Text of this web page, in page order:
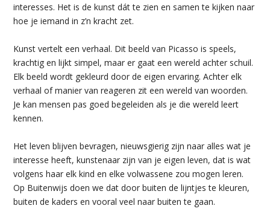
interesses. Het is de kunst dát te zien en samen te kijken naar
hoe je iemand in z’n kracht zet.
Kunst vertelt een verhaal. Dit beeld van Picasso is speels,
krachtig en lijkt simpel, maar er gaat een wereld achter schuil.
Elk beeld wordt gekleurd door de eigen ervaring. Achter elk
verhaal of manier van reageren zit een wereld van woorden.
Je kan mensen pas goed begeleiden als je die wereld leert
kennen.
Het leven blijven bevragen, nieuwsgierig zijn naar alles wat je
interesse heeft, kunstenaar zijn van je eigen leven, dat is wat
volgens haar elk kind en elke volwassene zou mogen leren.
Op Buitenwijs doen we dat door buiten de lijntjes te kleuren,
buiten de kaders en vooral veel naar buiten te gaan.